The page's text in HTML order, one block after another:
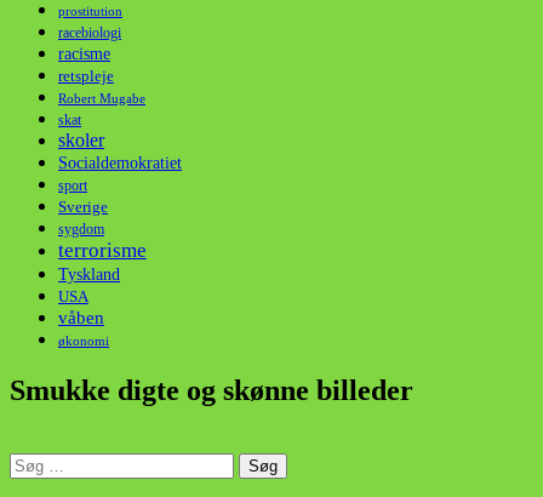
prostitution
racebiologi
racisme
retspleje
Robert Mugabe
skat
skoler
Socialdemokratiet
sport
Sverige
sygdom
terrorisme
Tyskland
USA
våben
økonomi
Smukke digte og skønne billeder
Søg
efter: